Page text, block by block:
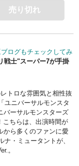
売り切れ
ログもチェックしてみ
戦士"スーパー7が手掛
トロな雰囲気と相性抜
ユニバーサルモンスタ
バーサルモンスターズ
こちらは、出演時間が
から多くのファンに愛
・ミュータントが、
。